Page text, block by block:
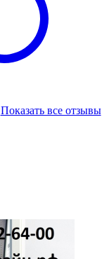
Показать все отзывы